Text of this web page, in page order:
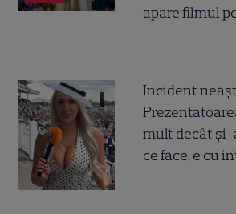
apare filmul
Incident
mult decât și-
ce face, e cu